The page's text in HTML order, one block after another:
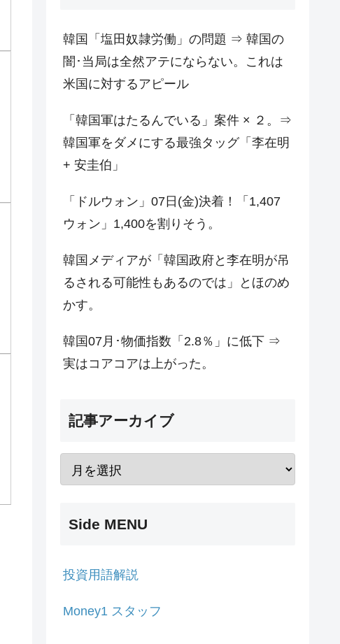
韓国「塩田奴隷労働」の問題 ⇒ 韓国の
闇･当局は全然アテにならない。これは
米国に対するアピール
「韓国軍はたるんでいる」案件 × ２。⇒
韓国軍をダメにする最強タッグ「李在明
+ 安圭伯」
「ドルウォン」07日(金)決着！「1,407
ウォン」1,400を割りそう。
韓国メディアが「韓国政府と李在明が吊
るされる可能性もあるのでは」とほのめ
かす。
韓国07月･物価指数「2.8％」に低下 ⇒
実はコアコアは上がった。
記事アーカイブ
Side MENU
投資用語解説
Money1 スタッフ